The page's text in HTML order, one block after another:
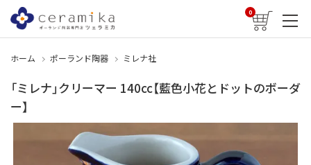
0
ホーム ポーランド陶器 ミレナ社
「ミレナ」クリーマー 140cc【藍色小花とドットのボーダ
ー】